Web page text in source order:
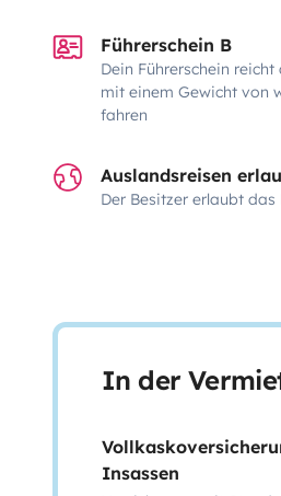
Führerschein B
Dein Führerschein
mit einem Gewicht von
fahren
Auslandsreisen
Der Besitzer erlaubt
In der
Insassen